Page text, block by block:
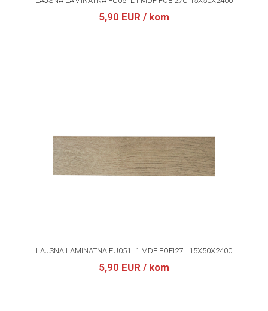
5,90 EUR / kom
LAJSNA LAMINATNA FU051L1 MDF FOEI27L 15X50X2400
5,90 EUR / kom